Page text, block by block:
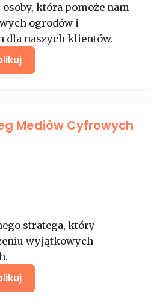
która pomoże nam
ogrodów i
dla naszych klientów.
Mediów Cyfrowych
stratega, który
wyjątkowych